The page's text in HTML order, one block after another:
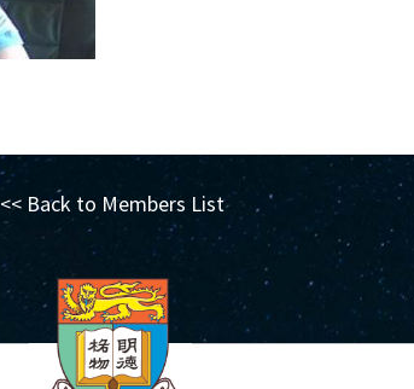
<< Back to Members List